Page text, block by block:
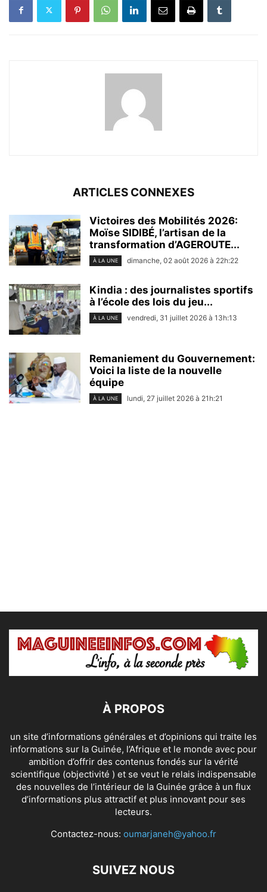
ARTICLES CONNEXES
Victoires des Mobilités 2026:
Moïse SIDIBÉ, l’artisan de la
transformation d’AGEROUTE...
À LA UNE dimanche, 02 août 2026 à 22h:22
Kindia : des journalistes sportifs
à l’école des lois du jeu...
À LA UNE vendredi, 31 juillet 2026 à 13h:13
Remaniement du Gouvernement:
Voici la liste de la nouvelle
équipe
À LA UNE lundi, 27 juillet 2026 à 21h:21
À PROPOS
un site d’informations générales et d’opinions qui traite les
informations sur la Guinée, l’Afrique et le monde avec pour
ambition d’offrir des contenus fondés sur la vérité
scientifique (objectivité ) et se veut le relais indispensable
des nouvelles de l’intérieur de la Guinée grâce à un flux
d’informations plus attractif et plus innovant pour ses
lecteurs.
Contactez-nous: oumarjaneh@yahoo.fr
SUIVEZ NOUS